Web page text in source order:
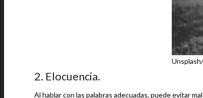
2. Elocuencia.
Al hablar con las palabras adecuadas, puede evitar